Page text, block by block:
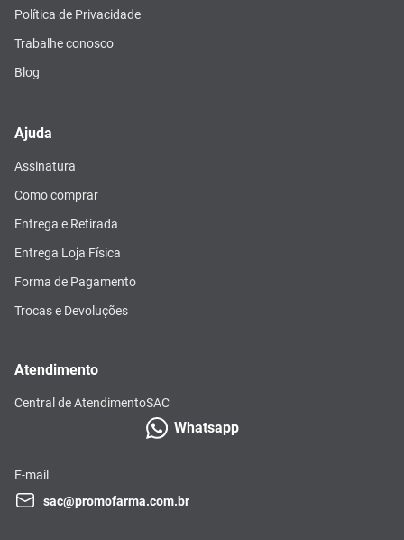
Política de Privacidade
Trabalhe conosco
Blog
Ajuda
Assinatura
Como comprar
Entrega e Retirada
Entrega Loja Física
Forma de Pagamento
Trocas e Devoluções
Atendimento
Central de AtendimentoSAC
Whatsapp
E-mail
sac@promofarma.com.br